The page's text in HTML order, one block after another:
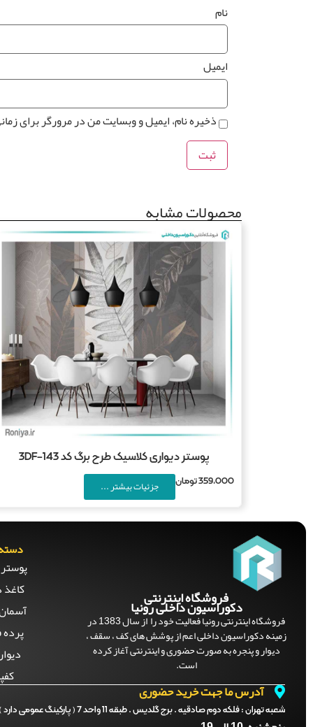
نام
ایمیل
ذخیره نام، ایمیل و وبسایت من در مرورگر برای
محصولات مشابه
پوستر دیواری کلاسیک طرح برگ کد 3DF-143
359,000تومان جزئیات بیشتر ...
فروشگاه اینترنتی
دکوراسیون داخلی رونیا
فروشگاه اینترنتی رونیا فعالیت خود را از سال 1383 در
زمینه دکوراسیون داخلی اعم از پوشش های کف ، سقف ،
دیوار و پنجره به صورت حضوری و اینترنتی آغاز کرده
است.
کاغذ
آدرس ما جهت خرید حضوری
شعبه تهران :فلکه دوم صادقیه . برج گلدیس . طبقه 11 واحد 7 ( پارکینگ عمومی دارد )